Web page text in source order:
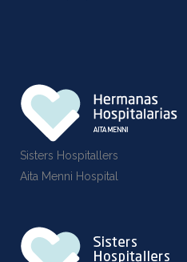
Sisters Hospitallers
Aita Menni Hospital